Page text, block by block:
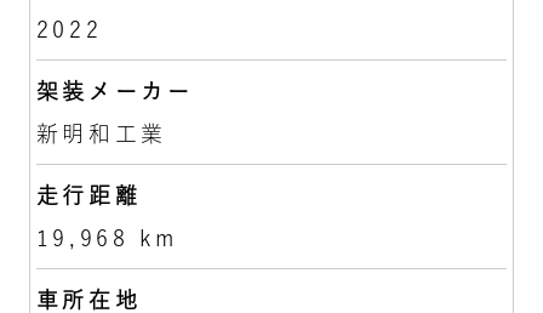
2022
架装メーカー
新明和工業
走行距離
19,968 km
車所在地